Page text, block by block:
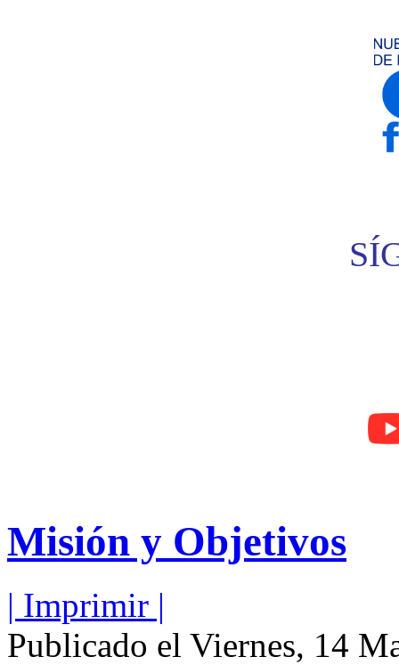
Misión y Objetivos
| Imprimir |
Publicado el Viernes, 14